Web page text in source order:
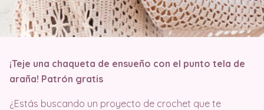
¡Teje una chaqueta de ensueño con el punto tela de
araña! Patrón gratis
¿Estás buscando un proyecto de crochet que te